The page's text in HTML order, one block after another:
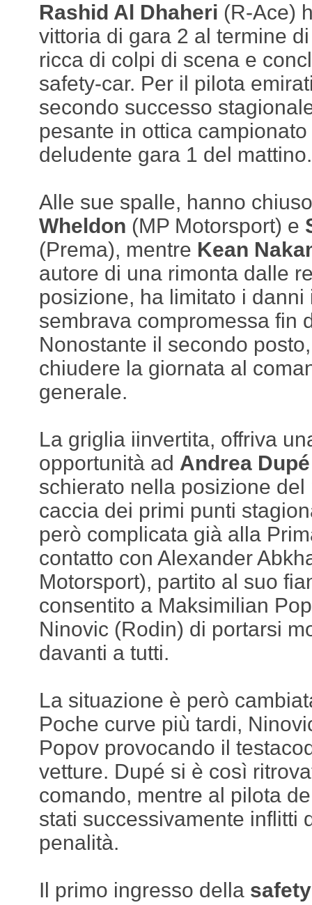
Rashid Al Dhaheri (R-Ace)
vittoria di gara 2 al termine
ricca di colpi di scena e
safety-car. Per il pilota
secondo successo
pesante in ottica
deludente gara 1 del mattino.
Alle sue spalle, hanno
Wheldon (MP Motorsport) e
(Prema), mentre Kean
autore di una rimonta dalle
posizione, ha limitato i
sembrava compromessa fin
Nonostante il secondo
chiudere la giornata al
generale.
La griglia iinvertita, offriva
opportunità ad Andrea Dupé
schierato nella posizione
caccia dei primi punti
però complicata già alla
contatto con Alexander
Motorsport), partito al suo
consentito a Maksimilian
Ninovic (Rodin) di portarsi
davanti a tutti.
La situazione è però
Poche curve più tardi,
Popov provocando il
vetture. Dupé si è così
comando, mentre al pilota
stati successivamente inflitti
penalità.
Il primo ingresso della